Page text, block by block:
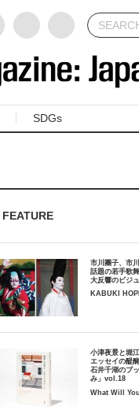
SDGs
FEATURE
市川團子、市
話題の若手歌
大反響のビジ
KABUKI
小津夜景と堀
エッセイの醍
石井千湖のブ
み」vol.18
What Will